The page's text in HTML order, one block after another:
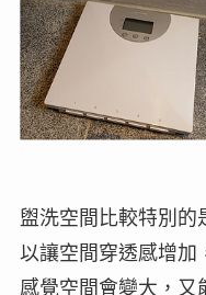
盥洗空間比較特別的
以讓空間穿透感增加
感覺空間會變大，又